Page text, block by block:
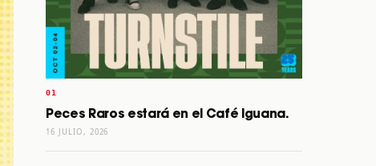
Peces Raros estará en el Café Iguana.
16 JULIO, 2026